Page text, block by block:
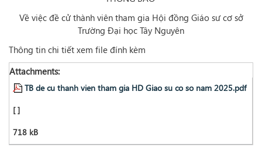
Về việc đề cử thành viên tham gia Hội đồng Giáo sư cơ sở
Trường Đại học Tây Nguyên
Thông tin chi tiết xem file đính kèm
Attachments:
TB de cu thanh vien tham gia HD Giao su co so nam 2025.pdf
[ ]
718 kB